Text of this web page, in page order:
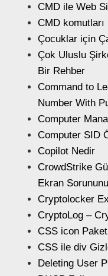
CMD ile Web
CMD komutları
Çocuklar için
Çok Uluslu
Bir Rehber
Command to
Number With
Computer
Computer SID
Copilot Nedir
CrowdStrike
Ekran
Cryptolocker
CryptoLog –
CSS icon Paket
CSS ile div
Deleting User